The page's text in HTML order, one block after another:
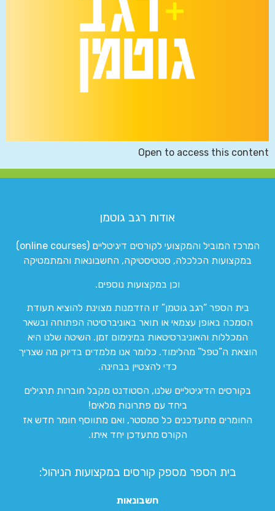
Open to access this content
אודות רגב גוטמן
המרכז המוביל והמקצועי לקורסים דיגיטליים (online courses)
במקצועות הכלכלה, סטטיסטיקה, החשבונאות והמתמטיקה
וכן במקצועות נוספים.
בית הספר “רגב גוטמן” זו הזדמנות מצוינת להוציא תעודת
הסמכה באופן עצמאי או תואר באוניברסיטה הפתוחה ובשאר
המכללות והאוניברסיטאות במינימום זמן. השיטה שלנו היא
הוצאת ה”טפל” מהלימוד. כלומר אנו מלמדים בדיוק מה שצריך
כדי להצטיין בבחינה.
בקורסים הדיגיטליים שלנו, הסטודנט מקבל חוברות תרגילים
ביחד עם פתרונות מלאים!
החומרים מתעדכנים כל סמסטר, ואם מתווסף חומר חדש אז
הקורס מתעדכן יחד איתו.
בית הספר מספק קורסים במקצועות הניהול:
חשבונאות